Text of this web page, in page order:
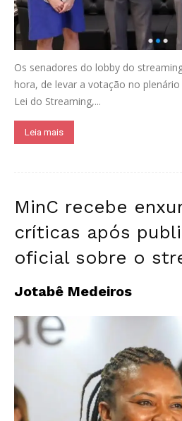
Os senadores do lobby do
hora, de levar a votação no
Lei do Streaming,...
Leia mais
MinC recebe
críticas após
oficial sobre o
Jotabê Medeiros